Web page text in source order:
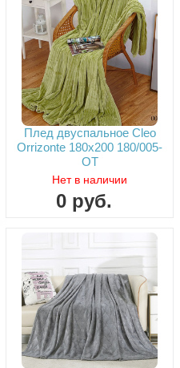
Плед двуспальное Cleo
Orrizonte 180х200 180/005-
OT
Нет в наличии
0 руб.